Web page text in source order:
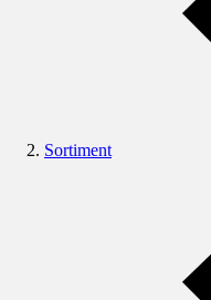
Sortiment